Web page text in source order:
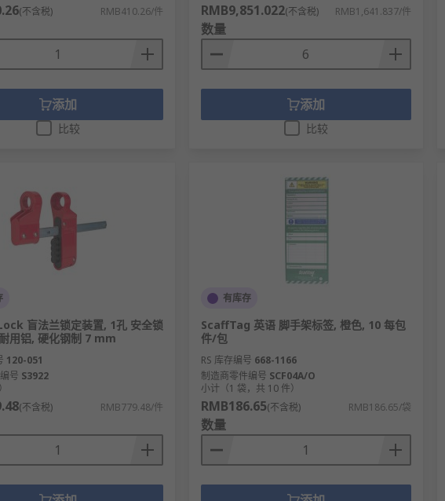
(不含税) RMB410.26/件
添加
比较
RMB9,851.022(不含税) RMB1,641.837/件
数量
添加
比较
盲法兰锁定装置, 1孔 安全锁
用铝, 硬化钢制 7 mm
120-051
号 S3922
(不含税) RMB779.48/件
有库存
ScaffTag 英语 脚手架标签, 橙色, 10 每包
件/包
RS 库存编号 668-1166
制造商零件编号 SCF04A/O
小计（1 袋，共 10 件）
RMB186.65(不含税) RMB186.65/袋
数量